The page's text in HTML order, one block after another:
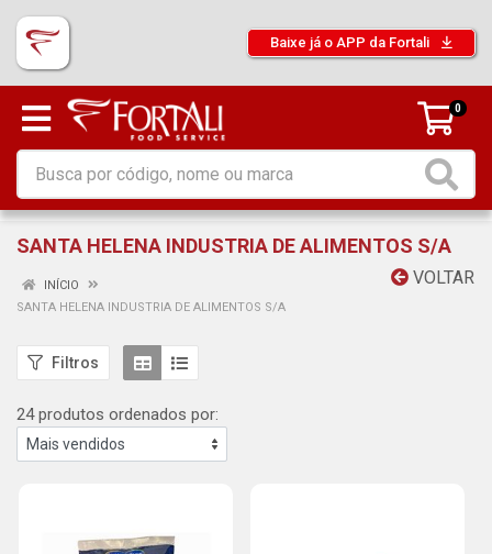
Baixe já o APP da Fortali
0
SANTA HELENA INDUSTRIA DE ALIMENTOS S/A
VOLTAR
INÍCIO
SANTA HELENA INDUSTRIA DE ALIMENTOS S/A
Filtros
24 produtos ordenados por: